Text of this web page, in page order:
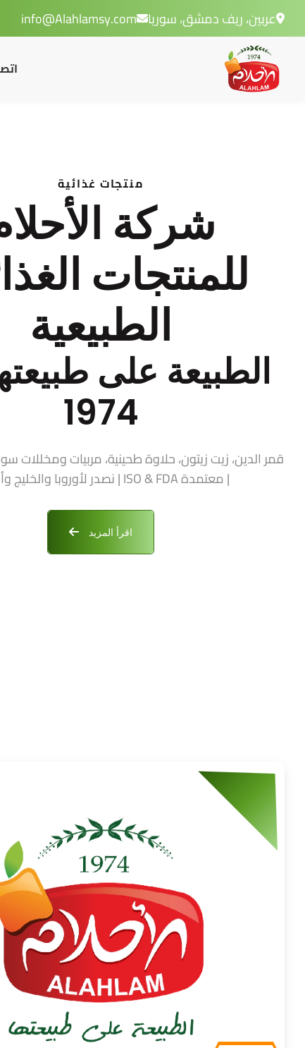
عربين، ريف دمشق، سوريا info@Alahlamsy.com
منتجات غذائية
شركة
للمنتجات
الطبيعية
الطبيعة على
1974
| معتمدة ISO & FDA | نصدر لأوروبا والخليج وأمريكا
اقرأ المزيد